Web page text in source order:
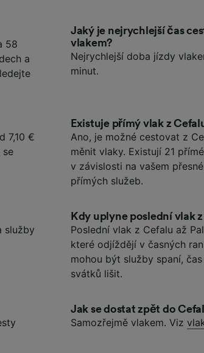
58
a
Jaký je nejrychlejší čas
vlakem?
Nejrychlejší doba jízdy
minut.
7,10 €
se
Existuje přímý vlak z
Ano, je možné cestovat z
měnit vlaky. Existují 21
v závislosti na vašem
přímých služeb.
služby
Kdy uplyne poslední vlak
Poslední vlak z Cefalu až
které odjíždějí v časných
mohou být služby spaní,
svátků lišit.
Jak se dostat zpět do
Samozřejmě vlakem. Viz